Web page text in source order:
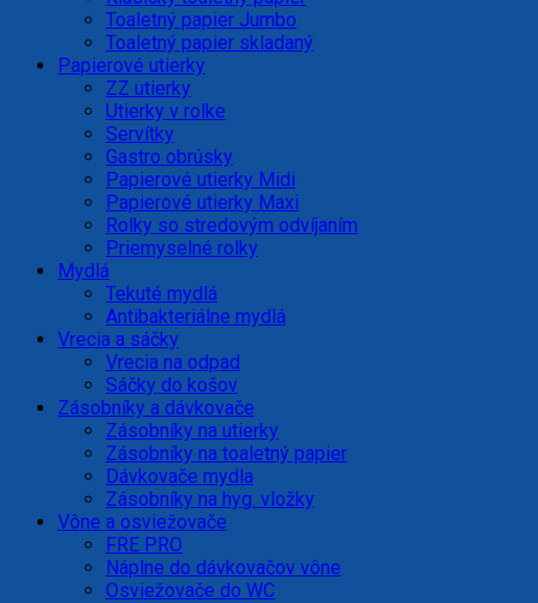
Toaletný papier Jumbo
Toaletný papier skladaný
Papierové utierky
ZZ utierky
Utierky v rolke
Servítky
Gastro obrúsky
Papierové utierky Midi
Papierové utierky Maxi
Rolky so stredovým odvíjaním
Priemyselné rolky
Mydlá
Tekuté mydlá
Antibakteriálne mydlá
Vrecia a sáčky
Vrecia na odpad
Sáčky do košov
Zásobníky a dávkovače
Zásobníky na utierky
Zásobníky na toaletný papier
Dávkovače mydla
Zásobníky na hyg. vložky
Vône a osviežovače
FRE PRO
Náplne do dávkovačov vône
Osviežovače do WC